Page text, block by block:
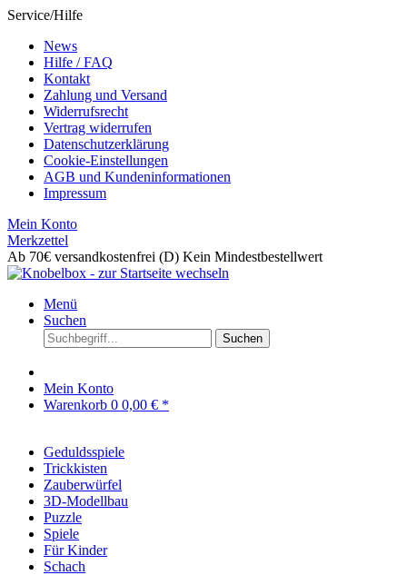
Service/Hilfe
News
Hilfe / FAQ
Kontakt
Zahlung und Versand
Widerrufsrecht
Vertrag widerrufen
Datenschutzerklärung
Cookie-Einstellungen
AGB und Kundeninformationen
Impressum
Mein Konto
Merkzettel
Ab 70€ versandkostenfrei (D) Kein Mindestbestellwert
Menü
Suchen
Suchen
Mein Konto
Warenkorb 0 0,00 € *
Geduldsspiele
Trickkisten
Zauberwürfel
3D-Modellbau
Puzzle
Spiele
Für Kinder
Schach